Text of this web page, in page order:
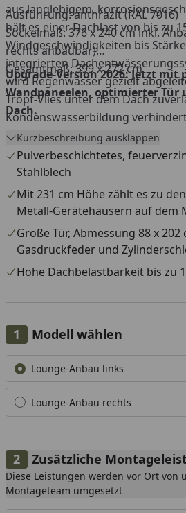
aus langlebigem,
hält es einer Dachlast von bis zu
Windgeschwindigkeiten bis
integrierten
wird Regenwasser gezielt
Tropf-Vlies unter dem Dach
Kondenswasserbildung
Montage in weniger als drei
Ihr Metall-Gartenhaus im
ist. Bei diesem Set ist ein ca. 150
inklusive.
Ausführung: anthrazit (RAL 7016)
Sockelmaß: 376 x 240 cm inkl.
rechts anbaubar)
Gesamtmaß: 399 x 272 cm
Upgrade-Version 2026: Jetzt
Wandpaneelen, optimierter Tür
Dach.
Kurzbeschreibung ausklappen
Pulverbeschichtetes,
Stahlblech
Mit 231 cm Höhe zählt es zu
Metall-Gerätehäusern auf dem
Große Tür, Abmessung 88 x 202
Gasdruckfeder und
Hohe Dachbelastbarkeit bis zu
Modell wählen
Alle anzeigen (2)
Lounge-Anbau links
Lounge-Anbau rechts
Zusätzliche
Diese Leistungen werden vor Ort von
Montageteam umgesetzt